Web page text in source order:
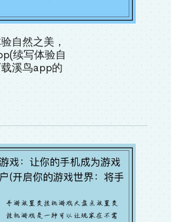
自然之美，
续写体验自
溪鸟app的